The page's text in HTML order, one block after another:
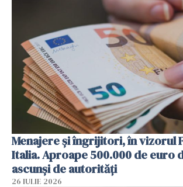
Menajere și îngrijitori, în vizorul
Italia. Aproape 500.000 de euro
ascunși de autorități
26 IULIE 2026